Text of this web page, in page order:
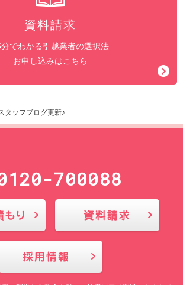
資料請求
でわかる引越業者の選択法
お申し込みはこちら
ッフブログ更新♪
700088